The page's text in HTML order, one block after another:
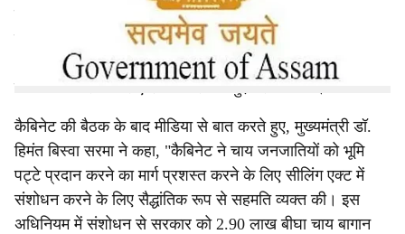
चाय जनजातियों, आदिवासियों, मोरन और मटकों को जनसंख्या
नियंत्रण नीति से बाहर करने सहित कई महत्वपूर्ण निर्णय लिए। इनके
अलावा, कैबिनेट ने सोनापुर में जुबीन गर्ग के समाधि क्षेत्र के दौरे को
कैबिनेट की बैठक के बाद मीडिया से बात करते हुए, मुख्यमंत्री डॉ.
हिमंत बिस्वा सरमा ने कहा, "कैबिनेट ने चाय जनजातियों को भूमि
पट्टे प्रदान करने का मार्ग प्रशस्त करने के लिए सीलिंग एक्ट में
संशोधन करने के लिए सैद्धांतिक रूप से सहमति व्यक्त की। इस
अधिनियम में संशोधन से सरकार को 2.90 लाख बीघा चाय बागान